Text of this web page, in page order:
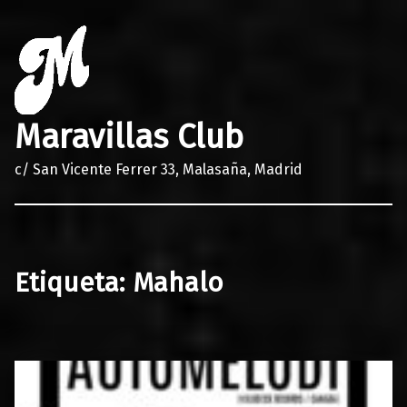
Maravillas Club
c/ San Vicente Ferrer 33, Malasaña, Madrid
Etiqueta: Mahalo